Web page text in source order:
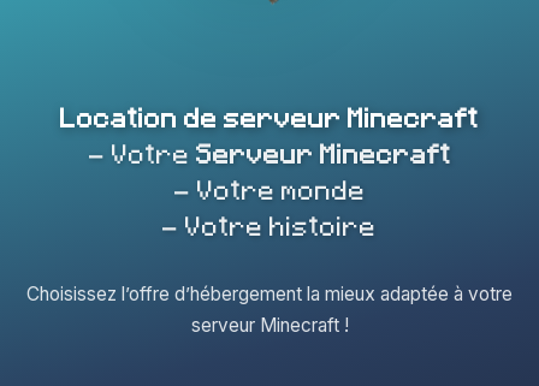
Location de serveur Minecraft
- Votre Serveur Minecraft
- Votre monde
- Votre histoire
Choisissez l’offre d’hébergement la mieux adaptée à votre
serveur Minecraft !